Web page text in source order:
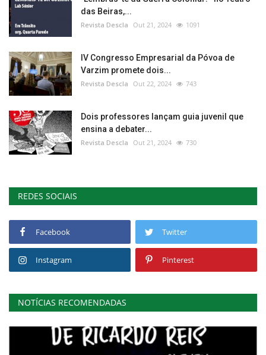
das Beiras,...
Revista Descla Out 21, 2024 1091
IV Congresso Empresarial da Póvoa de
Varzim promete dois...
Revista Descla Out 22, 2024 743
Dois professores lançam guia juvenil que
ensina a debater...
Revista Descla Out 21, 2024 730
REDES SOCIAIS
Facebook Twitter
Instagram Pinterest
NOTÍCIAS RECOMENDADAS